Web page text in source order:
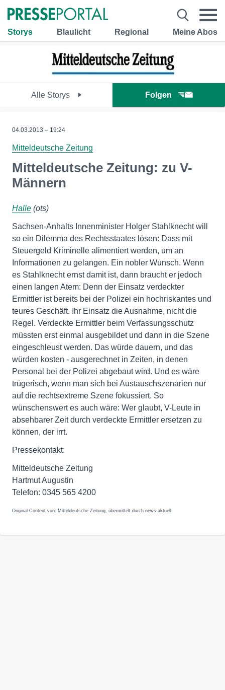
Storys Blaulicht Regional Meine Abos
Alle Storys Folgen
04.03.2013 – 19:24
Mitteldeutsche Zeitung
Mitteldeutsche Zeitung: zu V-
Männern
Halle (ots)
Sachsen-Anhalts Innenminister Holger Stahlknecht will
so ein Dilemma des Rechtsstaates lösen: Dass mit
Steuergeld Kriminelle alimentiert werden, um an
Informationen zu gelangen. Ein nobler Wunsch. Wenn
es Stahlknecht ernst damit ist, dann braucht er jedoch
einen langen Atem: Denn der Einsatz verdeckter
Ermittler ist bereits bei der Polizei ein hochriskantes und
teures Geschäft. Ihr Einsatz die Ausnahme, nicht die
Regel. Verdeckte Ermittler beim Verfassungsschutz
müssten erst einmal ausgebildet und dann in die Szene
eingeschleust werden. Das würde dauern, und das
würden kosten - ausgerechnet in Zeiten, in denen
Personal bei der Polizei abgebaut wird. Und es wäre
trügerisch, wenn man sich bei Austauschszenarien nur
auf die rechtsextreme Szene fokussiert. So
wünschenswert es auch wäre: Wer glaubt, V-Leute in
absehbarer Zeit durch verdeckte Ermittler ersetzen zu
können, der irrt.
Pressekontakt:
Mitteldeutsche Zeitung
Hartmut Augustin
Telefon: 0345 565 4200
Original-Content von: Mitteldeutsche Zeitung, übermittelt durch news aktuell